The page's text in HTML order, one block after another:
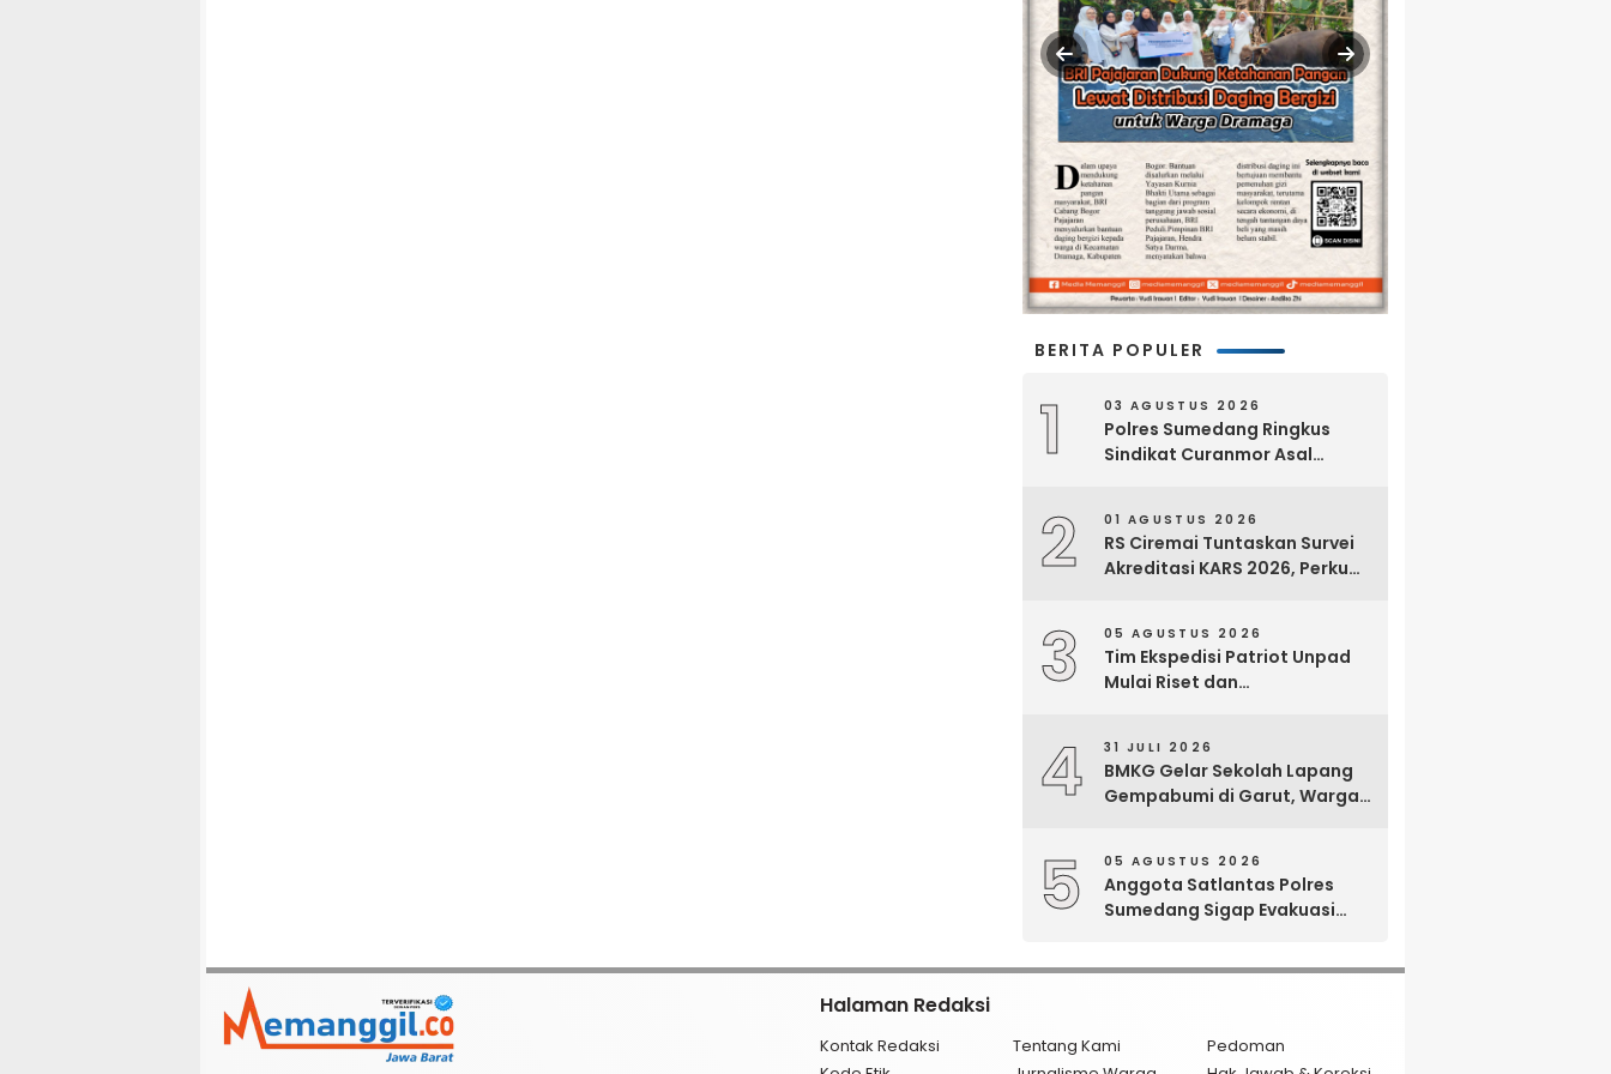
BERITA POPULER
1 03 AGUSTUS 2026
Polres Sumedang Ringkus
Sindikat Curanmor Asal
2 01 AGUSTUS 2026
RS Ciremai Tuntaskan Survei
Akreditasi KARS 2026, Perkuat
3 05 AGUSTUS 2026
Tim Ekspedisi Patriot Unpad
Mulai Riset dan
Tomage, Fakfak
4 31 JULI 2026
BMKG Gelar Sekolah Lapang
Gempabumi di Garut, Warga
5 05 AGUSTUS 2026
Anggota Satlantas Polres
Sumedang Sigap Evakuasi
Halaman Redaksi
Kontak Redaksi Tentang Kami
Pedoman